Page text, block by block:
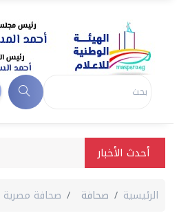
أحدث الأخبار
الرئيسية صحافة صحافة مصرية